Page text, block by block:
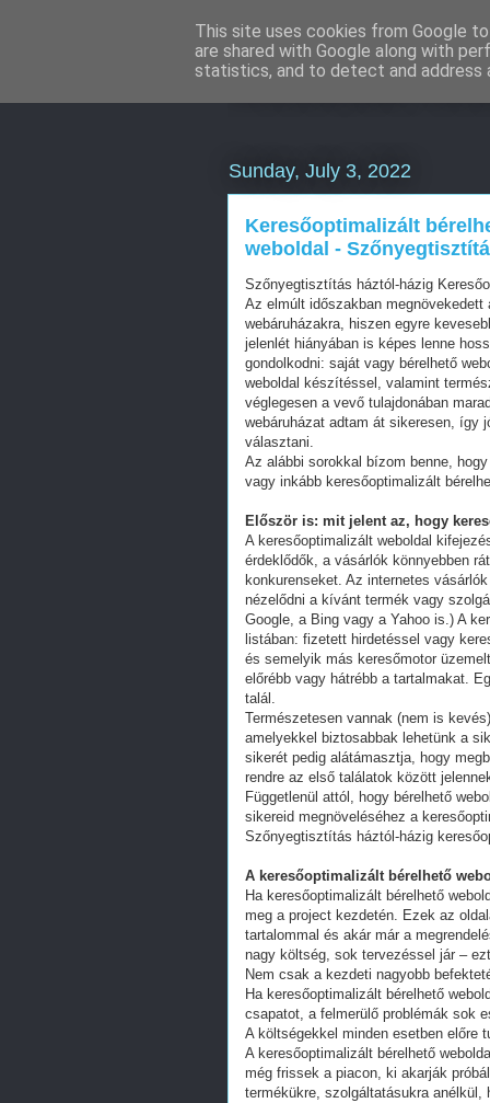
Weboldal
Sunday, July 3, 2022
Keresőoptimalizált
weboldal -
Szőnyegtisztítás háztól-házig
Az elmúlt időszakban
webáruházakra, hiszen egyre
jelenlét hiányában is képes lenne
gondolkodni: saját vagy bérelhető
weboldal készítéssel, valamint
véglegesen a vevő tulajdonában
webáruházat adtam át sikeresen, így
választani.
Az alábbi sorokkal bízom benne,
vagy inkább keresőoptimalizált
Először is: mit jelent az, hogy
A keresőoptimalizált weboldal
érdeklődők, a vásárlók könnyebben
konkurenseket. Az internetes
nézelődni a kívánt termék vagy
Google, a Bing vagy a Yahoo is.) A
listában: fizetett hirdetéssel vagy
és semelyik más keresőmotor
előrébb vagy hátrébb a tartalmakat.
talál.
Természetesen vannak (nem is
amelyekkel biztosabbak lehetünk a
sikerét pedig alátámasztja, hogy
rendre az első találatok között
Függetlenül attól, hogy bérelhető
sikereid megnöveléséhez a
Szőnyegtisztítás háztól-házig
A keresőoptimalizált bérelhető
Ha keresőoptimalizált bérelhető
meg a project kezdetén. Ezek az
tartalommal és akár már a
nagy költség, sok tervezéssel jár –
Nem csak a kezdeti nagyobb
Ha keresőoptimalizált bérelhető
csapatot, a felmerülő problémák sok
A költségekkel minden esetben előre
A keresőoptimalizált bérelhető
még frissek a piacon, ki akarják
termékükre, szolgáltatásukra anélkül,
This site uses cookies from Google
are shared with Google along with
statistics, and to detect and address